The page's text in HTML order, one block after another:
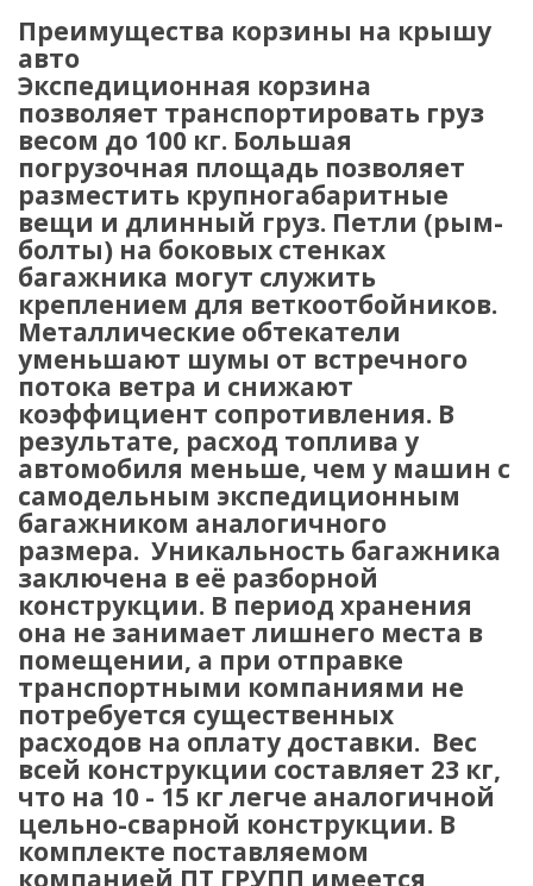
Преимущества корзины на крышу
авто
Экспедиционная корзина
позволяет транспортировать груз
весом до 100 кг. Большая
погрузочная площадь позволяет
разместить крупногабаритные
вещи и длинный груз. Петли (рым-
болты) на боковых стенках
багажника могут служить
креплением для веткоотбойников.
Металлические обтекатели
уменьшают шумы от встречного
потока ветра и снижают
коэффициент сопротивления. В
результате, расход топлива у
автомобиля меньше, чем у машин с
самодельным экспедиционным
багажником аналогичного
размера. Уникальность багажника
заключена в её разборной
конструкции. В период хранения
она не занимает лишнего места в
помещении, а при отправке
транспортными компаниями не
потребуется существенных
расходов на оплату доставки. Вес
всей конструкции составляет 23 кг,
что на 10 - 15 кг легче аналогичной
цельно-сварной конструкции. В
комплекте поставляемом
компанией ПТ ГРУПП имеется